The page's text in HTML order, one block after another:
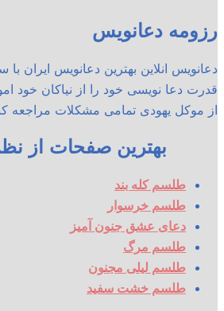
رزومه دعانویس
قدرت دعا نویسی خود را از نیاکان خود
از موکل یهودی تمامی مشکلات مراجعه
بهترین صفحات از
طلسم کله بند
طلسم خرسوار
دعای عشق جنون آمیز
طلسم مرگ
طلسم لیلی مجنون
طلسم خشت سفید